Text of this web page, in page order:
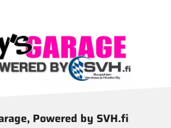
Powered by SVH.fi